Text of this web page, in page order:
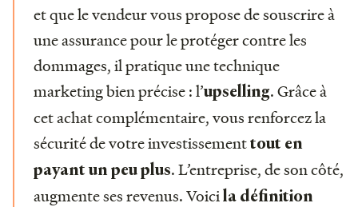
et que le vendeur vous propose de souscrire à
une assurance pour le protéger contre les
dommages, il pratique une technique
marketing bien précise : l’upselling. Grâce à
cet achat complémentaire, vous renforcez la
sécurité de votre investissementtout en
payant un peu plus. L’entreprise, de son côté,
augmente ses revenus. Voicila définition